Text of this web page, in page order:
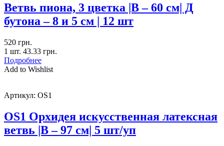
Ветвь пиона, 3 цветка |В – 60 см| Д
бутона – 8 и 5 см | 12 шт
520 грн.
1 шт. 43.33 грн.
Подробнее
Add to Wishlist
Артикул: OS1
OS1 Орхидея искусственная латексная
ветвь |В – 97 см| 5 шт/уп